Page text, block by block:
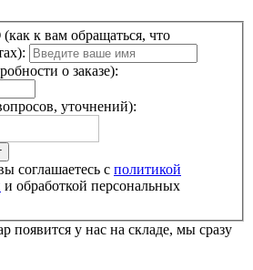
о заказе):
уточнений):
соглашаетесь с политикой
появится у нас на складе, мы сразу